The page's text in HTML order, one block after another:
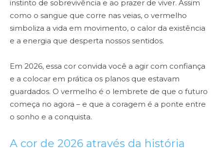
instinto de sobrevivência e ao prazer de viver. Assim
como o sangue que corre nas veias, o vermelho
simboliza a vida em movimento, o calor da existência
e a energia que desperta nossos sentidos.
Em 2026, essa cor convida você a agir com confiança
e a colocar em prática os planos que estavam
guardados. O vermelho é o lembrete de que o futuro
começa no agora – e que a coragem é a ponte entre
o sonho e a conquista.
A cor de 2026 através da história